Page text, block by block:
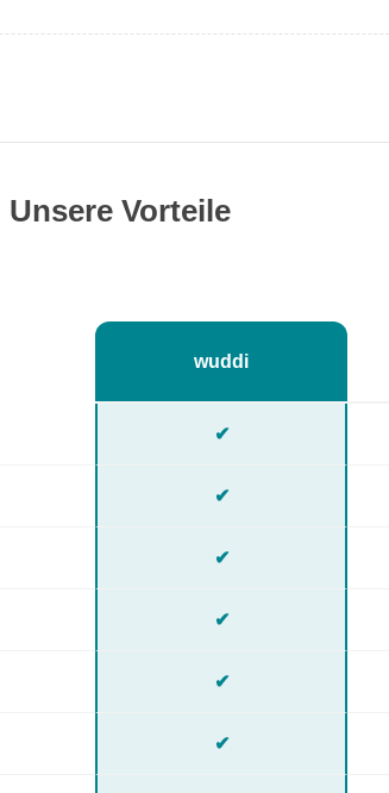
Unsere Vorteile
wuddi
✔
✔
✔
✔
✔
✔